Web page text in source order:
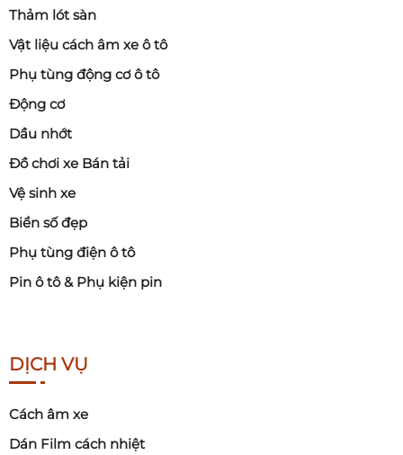
Thảm lót sàn
Vật liệu cách âm xe ô tô
Phụ tùng động cơ ô tô
Động cơ
Dầu nhớt
Đồ chơi xe Bán tải
Vệ sinh xe
Biển số đẹp
Phụ tùng điện ô tô
Pin ô tô & Phụ kiện pin
DỊCH VỤ
Cách âm xe
Dán Film cách nhiệt